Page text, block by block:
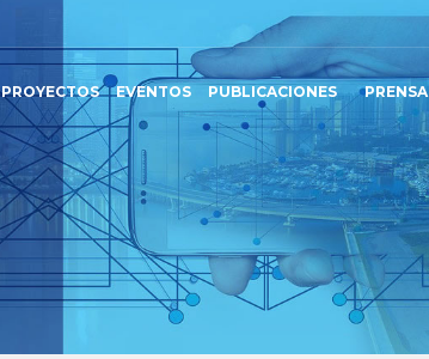
PROYECTOS EVENTOS PUBLICACIONES PRENSA